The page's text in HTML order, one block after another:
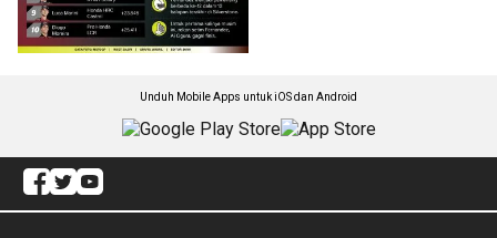
Unduh Mobile Apps untuk iOS dan Android